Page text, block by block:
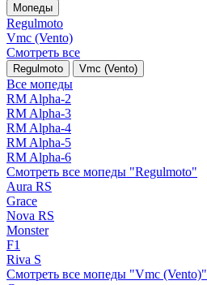
Мопеды
Regulmoto
Vmc (Vento)
Смотреть все
Regulmoto Vmc (Vento)
Все мопеды
RM Alpha-2
RM Alpha-3
RM Alpha-4
RM Alpha-5
RM Alpha-6
Смотреть все мопеды "Regulmoto"
Aura RS
Grace
Nova RS
Monster
F1
Riva S
Смотреть все мопеды "Vmc (Vento)"